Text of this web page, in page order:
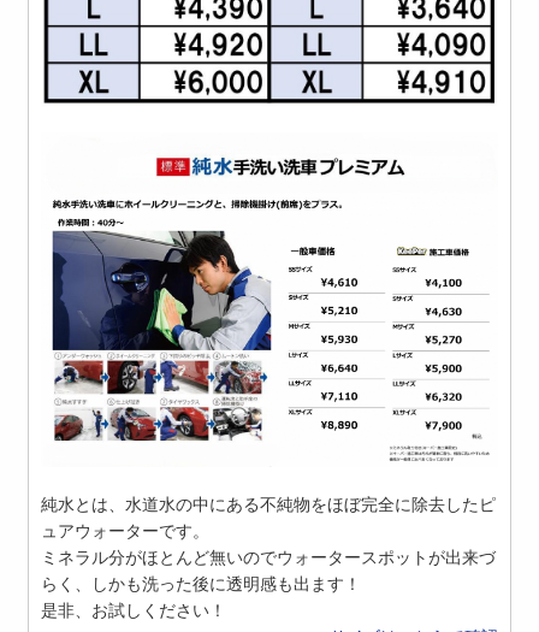
純水とは、水道水の中にある不純物をほぼ完全に除去したピ
ュアウォーターです。
ミネラル分がほとんど無いのでウォータースポットが出来づ
らく、しかも洗った後に透明感も出ます！
是非、お試しください！